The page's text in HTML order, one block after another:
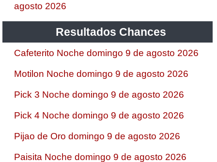
agosto 2026
Resultados Chances
Cafeterito Noche domingo 9 de agosto 2026
Motilon Noche domingo 9 de agosto 2026
Pick 3 Noche domingo 9 de agosto 2026
Pick 4 Noche domingo 9 de agosto 2026
Pijao de Oro domingo 9 de agosto 2026
Paisita Noche domingo 9 de agosto 2026